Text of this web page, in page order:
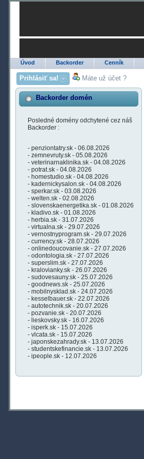
Úvod Backorder Cenník
Prihlásiť sa! Máte už účet ?
Backorder domén
Posledné domény odchytené cez náš
Backorder :
- penziontatry.sk - 06.08.2026
- zemnevruty.sk - 05.08.2026
- veterinarnaklinika.sk - 04.08.2026
- potrat.sk - 04.08.2026
- homestudio.sk - 04.08.2026
- kadernickysalon.sk - 04.08.2026
- sperkar.sk - 03.08.2026
- welten.sk - 02.08.2026
- slovenskaenergetika.sk - 01.08.2026
- kladivo.sk - 01.08.2026
- herbia.sk - 31.07.2026
- virtualna.sk - 29.07.2026
- vernostnyprogram.sk - 29.07.2026
- currency.sk - 28.07.2026
- onlinedoucovanie.sk - 27.07.2026
- odontologia.sk - 27.07.2026
- superslim.sk - 27.07.2026
- kralovianky.sk - 26.07.2026
- sudovesauny.sk - 25.07.2026
- goodnews.sk - 25.07.2026
- mobilnysklad.sk - 24.07.2026
- kesselbauer.sk - 22.07.2026
- autotechnik.sk - 20.07.2026
- pozvanie.sk - 20.07.2026
- lieskovsky.sk - 16.07.2026
- isperk.sk - 15.07.2026
- vlcata.sk - 15.07.2026
- japonskezahrady.sk - 13.07.2026
- studentskefinancie.sk - 13.07.2026
- ipeople.sk - 12.07.2026